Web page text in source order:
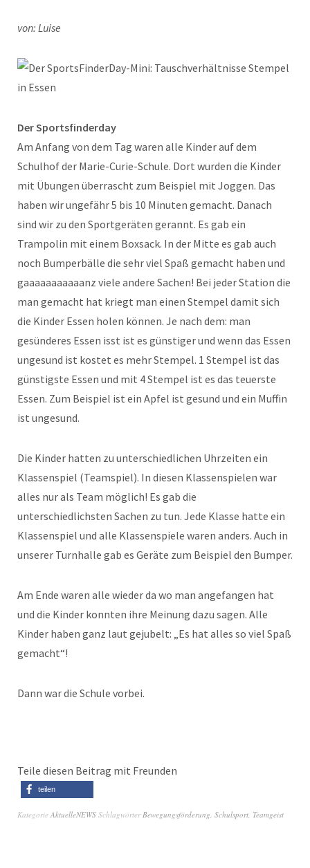
von: Luise
Der Sportsfinderday
Am Anfang von dem Tag waren alle Kinder auf dem
Schulhof der Marie-Curie-Schule. Dort wurden die Kinder
mit Übungen überrascht zum Beispiel mit Joggen. Das
haben wir ungefähr 5 bis 10 Minuten gemacht. Danach
sind wir zu den Sportgeräten gerannt. Es gab ein
Trampolin mit einem Boxsack. In der Mitte es gab auch
noch Bumperbälle die sehr viel Spaß gemacht haben und
gaaaaaaaaaaanz viele andere Sachen! Bei jeder Station die
man gemacht hat kriegt man einen Stempel damit sich
die Kinder Essen holen können. Je nach dem: man
gesünderes Essen isst ist es günstiger und wenn das Essen
ungesund ist kostet es mehr Stempel. 1 Stempel ist das
günstigste Essen und mit 4 Stempel ist es das teuerste
Essen. Zum Beispiel ist ein Apfel ist gesund und ein Muffin
ist ungesund.
Die Kinder hatten zu unterschiedlichen Uhrzeiten ein
Klassenspiel (Teamspiel). In diesen Klassenspielen war
alles nur als Team möglich! Es gab die
unterschiedlichsten Sachen zu tun. Jede Klasse hatte ein
Klassenspiel und alle Klassenspiele waren anders. Auch in
unserer Turnhalle gab es Geräte zum Beispiel den Bumper.
Am Ende waren alle wieder da wo man angefangen hat
und die Kinder konnten ihre Meinung dazu sagen. Alle
Kinder haben ganz laut gejubelt: „Es hat alles so viel Spaß
gemacht“!
Dann war die Schule vorbei.
Teile diesen Beitrag mit Freunden
teilen
Kategorie AktuelleNEWS SchlagwörterBewegungsförderung, Schulsport, Teamgeist